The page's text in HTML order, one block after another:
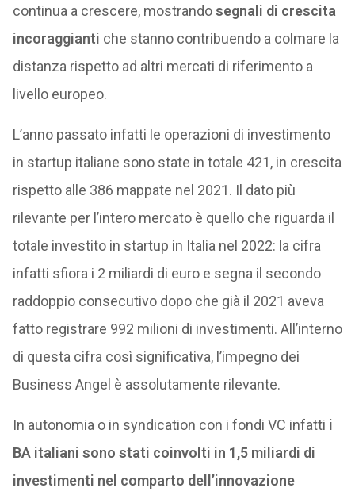
continua a crescere, mostrandosegnali di crescita
incoraggianti che stanno contribuendo a colmare la
distanza rispetto ad altri mercati di riferimento a
livello europeo.
L’anno passato infatti le operazioni di investimento
in startup italiane sono state in totale 421, in crescita
rispetto alle 386 mappate nel 2021. Il dato più
rilevante per l’intero mercato è quello che riguarda il
totale investito in startup in Italia nel 2022: la cifra
infatti sfiora i 2 miliardi di euro e segna il secondo
raddoppio consecutivo dopo che già il 2021 aveva
fatto registrare 992 milioni di investimenti. All’interno
di questa cifra così significativa, l’impegno dei
Business Angel è assolutamente rilevante.
In autonomia o in syndication con i fondi VC infatti i
BA italiani sono stati coinvolti in 1,5 miliardi di
investimenti nel comparto dell’innovazione